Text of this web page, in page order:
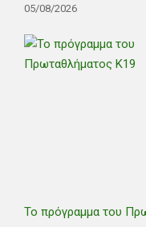
05/08/2026
Το πρόγραμμα του